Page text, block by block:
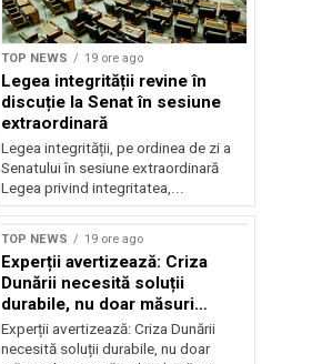
TOP NEWS 19 ore ago
Legea integrității revine în
discuție la Senat în sesiune
extraordinară
Legea integrității, pe ordinea de zi a
Senatului în sesiune extraordinară
Legea privind integritatea,...
TOP NEWS 19 ore ago
Experții avertizează: Criza
Dunării necesită soluții
durabile, nu doar măsuri
temporare
Experții avertizează: Criza Dunării
necesită soluții durabile, nu doar